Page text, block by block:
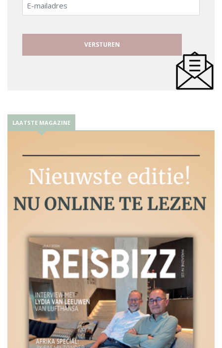
mailadres
LAATSTE MAGAZINE